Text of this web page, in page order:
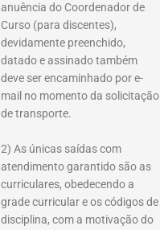
anuência do Coordenador de
Curso (para discentes),
devidamente preenchido,
datado e assinado também
deve ser encaminhado por e-
mail no momento da solicitação
de transporte.
2) As únicas saídas com
atendimento garantido são as
curriculares, obedecendo a
grade curricular e os códigos de
disciplina, com a motivação do